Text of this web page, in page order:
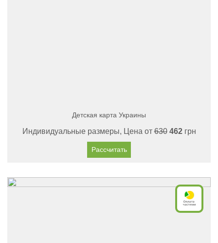
Детская карта Украины
Индивидуальные размеры, Цена от630 462грн
Рассчитать